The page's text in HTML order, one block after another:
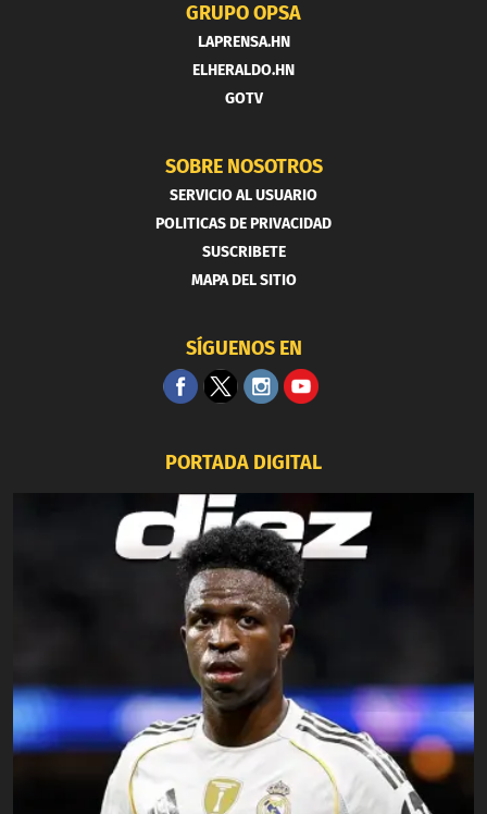
GRUPO OPSA
LAPRENSA.HN
ELHERALDO.HN
GOTV
SOBRE NOSOTROS
SERVICIO AL USUARIO
POLITICAS DE PRIVACIDAD
SUSCRIBETE
MAPA DEL SITIO
SÍGUENOS EN
PORTADA DIGITAL